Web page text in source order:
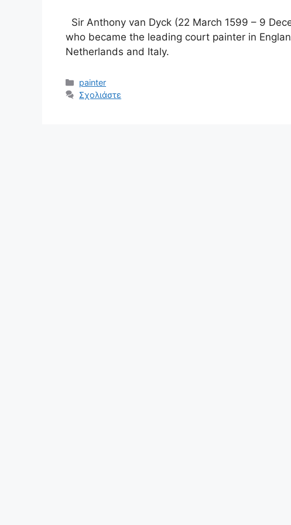
Sir Anthony van Dyck (22 March 1599 – 9
who became the leading court painter in
Netherlands and Italy.
Κατηγορίες
painter
Σχολιάστε